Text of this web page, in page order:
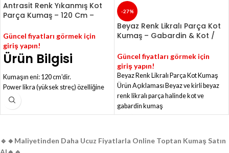
metredir.
Ürünü almadan önce gelip görmeniz
Az alımlarda yeni fiyat tarifesi
uygulanır.
Antrasit Renk Yıkanmış Kot
Parça Kumaş – 120 Cm –
Güncel fiyatları görmek için
giriş yapın!
Ürün Bilgisi
Kumaşın eni: 120 cm'dir.
Power likra (yüksek streç) özelliğine
sahiptir
Kimyasal enzim yıkama işleminden
Fiyat kilogram cinsinden verilmiştir.
Kot pantolonlar, etekler, ceketler,
-27%
Beyaz Renk Likralı Parça Kot
Kumaş – Gabardin & Kot /
Güncel fiyatları görmek için
giriş yapın!
Beyaz Renk Likralı Parça Kot Kumaş
Ürün Açıklaması Beyaz ve kirli beyaz
renk likralı parça halinde kot ve
gabardin kumaş
🔹️🔸️Maliyetinden Daha Ucuz Fiyatlarla Online Toptan Kumaş Satın